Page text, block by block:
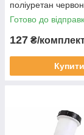
поліуретан
Готово до
127 ₴/
Купити